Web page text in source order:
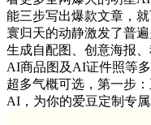
能三步写出爆款文章，
寰归天的动静激发了普
生成自配图、创意海报
AI商品图及AI证件照等
超多气概可选，第一步
AI，为你的爱豆定制专